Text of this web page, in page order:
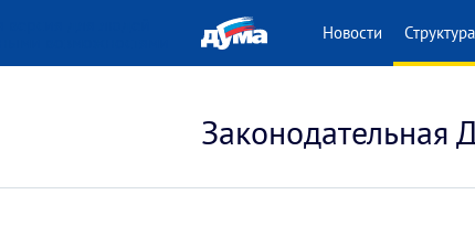
Новости
Законодательная